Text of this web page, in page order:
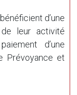
d’une
leur activité
d’une
Prévoyance et